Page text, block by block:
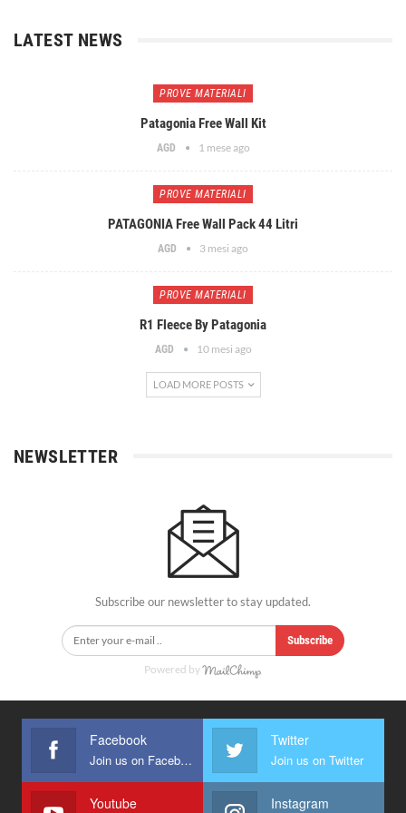
LATEST NEWS
PROVE MATERIALI
Patagonia Free Wall Kit
AGD 1 mese ago
PROVE MATERIALI
PATAGONIA Free Wall Pack 44 Litri
AGD 3 mesi ago
PROVE MATERIALI
R1 Fleece By Patagonia
AGD 10 mesi ago
LOAD MORE POSTS
NEWSLETTER
Subscribe our newsletter to stay updated.
Subscribe
Powered by
Facebook
Join us on Facebook
Twitter
Join us on Twitter
Youtube Instagram